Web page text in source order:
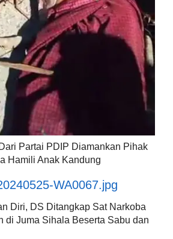
Partai PDIP Diamankan Pihak
Hamili Anak Kandung
Diri, DS Ditangkap Sat Narkoba
di Juma Sihala Beserta Sabu dan